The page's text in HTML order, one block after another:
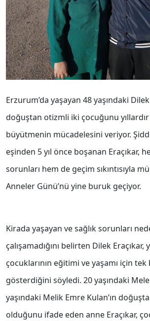
Erzurum’da yaşayan 48 yaşındaki Dilek
doğuştan otizmli iki çocuğunu yıllardır
büyütmenin mücadelesini veriyor.
eşinden 5 yıl önce boşanan Eraçıkar,
sorunları hem de geçim sıkıntısıyla
Anneler Günü’nü yine buruk geçiyor.
Kirada yaşayan ve sağlık sorunları
çalışamadığını belirten Dilek Eraçıkar,
çocuklarının eğitimi ve yaşamı için tek
gösterdiğini söyledi. 20 yaşındaki
yaşındaki Melik Emre Kulan’ın
olduğunu ifade eden anne Eraçıkar,